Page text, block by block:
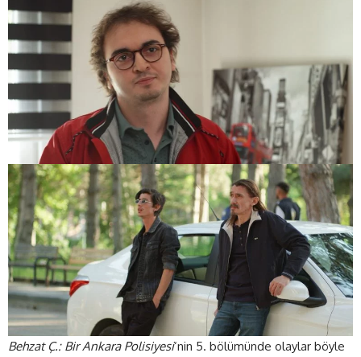
Behzat Ç.: Bir Ankara Polisiyesi‘nin 5. bölümünde olaylar böyle